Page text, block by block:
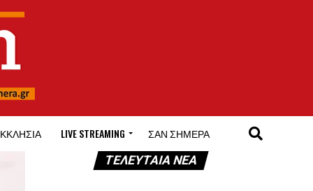
LIVE STREAMING ΣΑΝ ΣΉΜΕΡΑ
ΤΕΛΕΥΤΑΊΑ ΝΈΑ